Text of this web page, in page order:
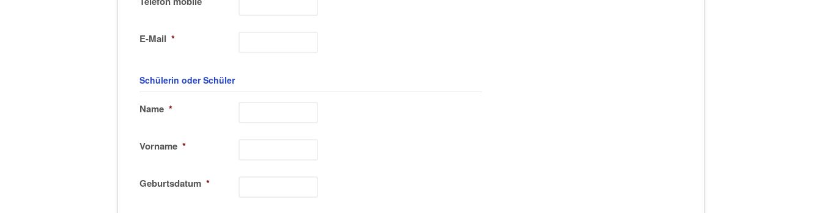
E-Mail *
Schülerin oder Schüler
Name *
Vorname *
Geburtsdatum *